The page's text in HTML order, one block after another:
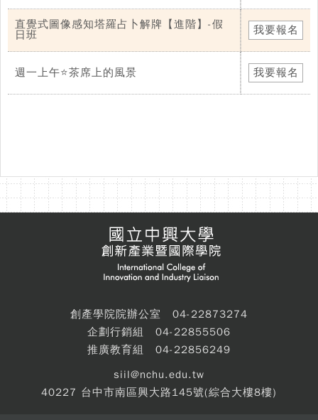
直覺式圖像感知塔羅占卜解牌【進階】-假
日班
我要報名
週一上午⭐茶席上的風景 我要報名
創產學院院辦公室 04-22873274
企劃行銷組 04-22855506
推廣教育組 04-22856249
siil@nchu.edu.tw
40227 台中市南區興大路145號(綜合大樓8樓)